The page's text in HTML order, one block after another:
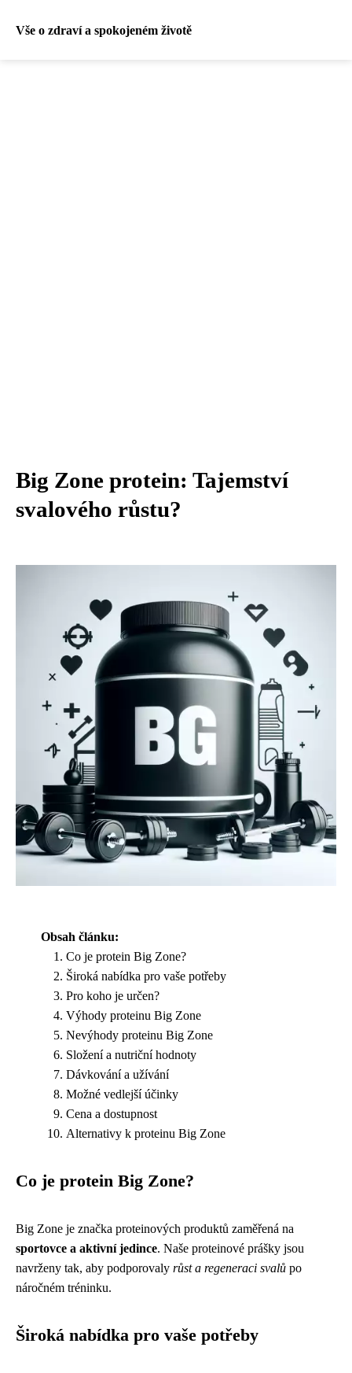
Vše o zdraví a spokojeném životě
Big Zone protein: Tajemství
svalového růstu?
Obsah článku:
Co je protein Big Zone?
Široká nabídka pro vaše potřeby
Pro koho je určen?
Výhody proteinu Big Zone
Nevýhody proteinu Big Zone
Složení a nutriční hodnoty
Dávkování a užívání
Možné vedlejší účinky
Cena a dostupnost
Alternativy k proteinu Big Zone
Co je protein Big Zone?
Big Zone je značka proteinových produktů zaměřená na
sportovce a aktivní jedince. Naše proteinové prášky jsou
navrženy tak, aby podporovaly růst a regeneraci svalů po
náročném tréninku.
Široká nabídka pro vaše potřeby